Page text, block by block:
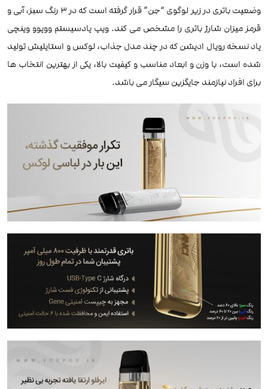
وضعیت باتری در زیر لوگوی “جن” قرار گرفته است که در 3 رنگ سبز، آبی و
قرمز میزان شارژ باتری را مشخص می کند. ویپ پادسیستم ووپوو وینچی
پاد نسخه رویال ادیشن که در چند مدل جذاب، لوکس و استایلیش تولید
شده است، با وزن و ابعاد مناسب و کیفیت بالا، یکی از بهترین انتخاب ها
برای افراد نیازمند جایگزین سیگار می باشد.